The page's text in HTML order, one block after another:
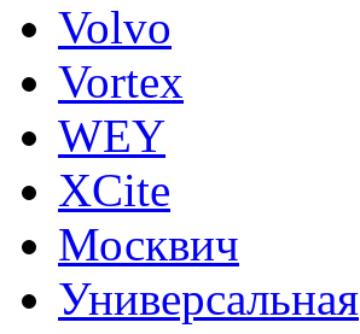
Volvo
Vortex
WEY
XCite
Москвич
Универсальная